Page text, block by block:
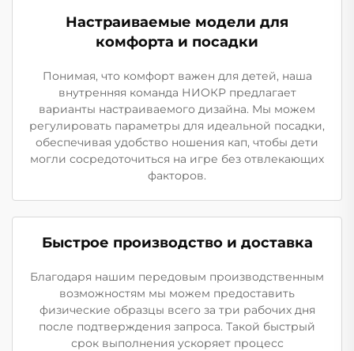
Настраиваемые модели для
комфорта и посадки
Понимая, что комфорт важен для детей, наша
внутренняя команда НИОКР предлагает
варианты настраиваемого дизайна. Мы можем
регулировать параметры для идеальной посадки,
обеспечивая удобство ношения кап, чтобы дети
могли сосредоточиться на игре без отвлекающих
факторов.
Быстрое производство и доставка
Благодаря нашим передовым производственным
возможностям мы можем предоставить
физические образцы всего за три рабочих дня
после подтверждения запроса. Такой быстрый
срок выполнения ускоряет процесс